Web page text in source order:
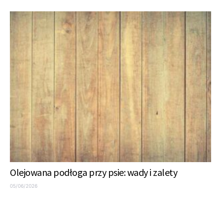
Olejowana podłoga przy psie: wady i zalety
05/06/2026